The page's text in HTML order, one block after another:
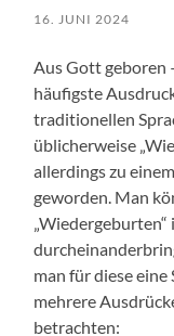
16. JUNI 2024
Aus Gott geboren
häufigste
traditionellen
üblicherweise
allerdings zu
geworden. Man
man für diese
mehrere
betrachten: